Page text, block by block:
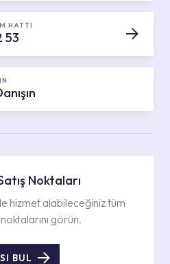
HATTI
53
Noktaları
hizmet alabileceğiniz tüm
görün.
BUL